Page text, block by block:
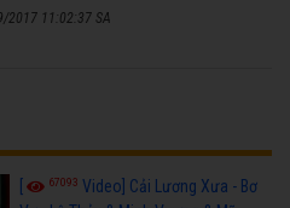
2017 11:02:37 SA
[ 67093 Video] Cải Lương Xưa - Bơ